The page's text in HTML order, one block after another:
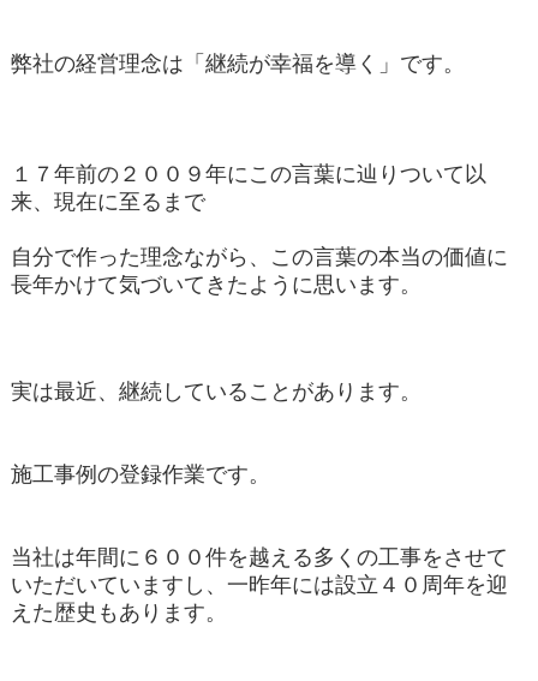
弊社の経営理念は「継続が幸福を導く」です。
１７年前の２００９年にこの言葉に辿りついて以
来、現在に至るまで
自分で作った理念ながら、この言葉の本当の価値に
長年かけて気づいてきたように思います。
実は最近、継続していることがあります。
施工事例の登録作業です。
当社は年間に６００件を越える多くの工事をさせて
いただいていますし、一昨年には設立４０周年を迎
えた歴史もあります。